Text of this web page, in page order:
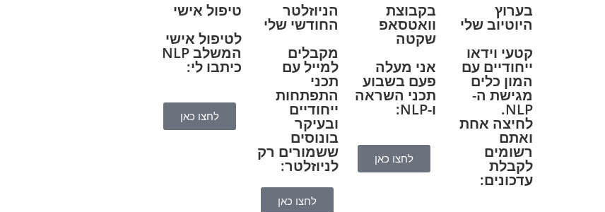
בערוץ
היוטיוב שלי
קטעי וידאו
ייחודיים עם
המון כלים
מגישת ה-
NLP.
לחיצה אחת
ואתם
רשומים
לקבלת
עדכונים:
בקבוצת
וואטסאפ
שקטה
אני מעלה
פעם בשבוע
תכני השראה
ו-NLP:
לחצו כאן
הניוזלטר
החודשי שלי
מקבלים
למייל עם
תכני
התפתחות
ייחודיים
ובעיקר
בונוסים
ששמורים רק
לניוזלטר:
לחצו כאן
טיפול אישי
לטיפול אישי
המשלב NLP
כיתבו לי:
לחצו כאן